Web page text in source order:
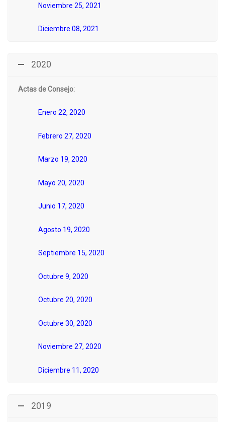
Noviembre 25, 2021
Diciembre 08, 2021
2020
Actas de Consejo:
Enero 22, 2020
Febrero 27, 2020
Marzo 19, 2020
Mayo 20, 2020
Junio 17, 2020
Agosto 19, 2020
Septiembre 15, 2020
Octubre 9, 2020
Octubre 20, 2020
Octubre 30, 2020
Noviembre 27, 2020
Diciembre 11, 2020
2019